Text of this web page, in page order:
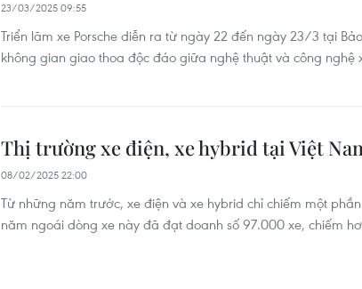
23/03/2025 09:55
Triển lãm xe Porsche diễn ra từ ngày 22 đến ngày 23/3 tại
không gian giao thoa độc đáo giữa nghệ thuật và công nghệ
Thị trường xe điện, xe hybrid tại Việt
08/02/2025 22:00
Từ những năm trước, xe điện và xe hybrid chỉ chiếm một
năm ngoái dòng xe này đã đạt doanh số 97.000 xe, chiếm